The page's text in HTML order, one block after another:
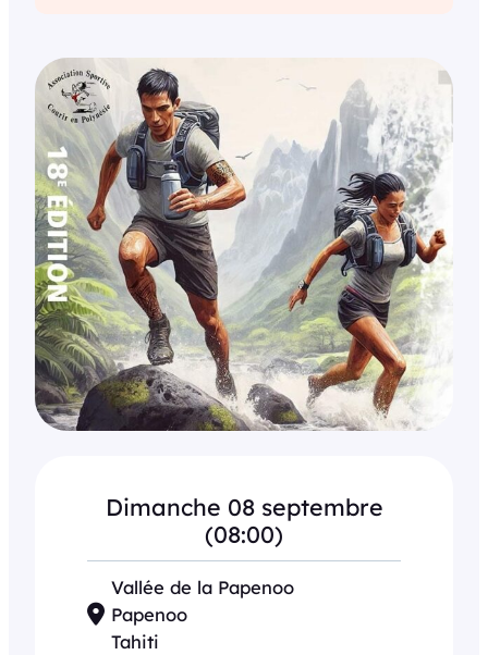
Dimanche 08 septembre
(08:00)
Vallée de la Papenoo
Papenoo
Tahiti